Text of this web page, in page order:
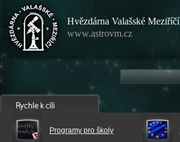
Hvězdárna Valašské Meziříčí
www.astrovm.cz
Programy pro školy